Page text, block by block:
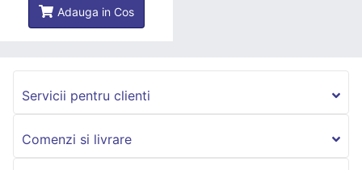
Adauga in Cos
Servicii pentru clienti
Comenzi si livrare